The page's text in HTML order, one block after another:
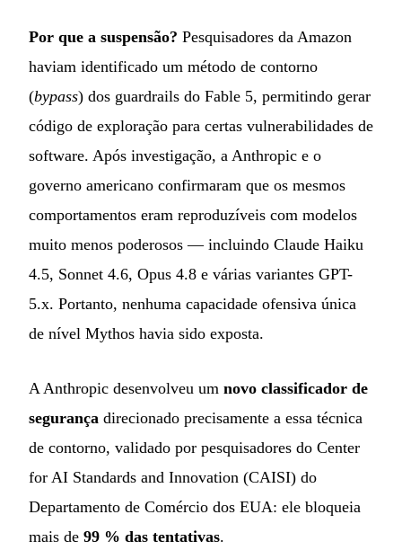
Por que a suspensão? Pesquisadores da Amazon
haviam identificado um método de contorno
(bypass) dos guardrails do Fable 5, permitindo gerar
código de exploração para certas vulnerabilidades de
software. Após investigação, a Anthropic e o
governo americano confirmaram que os mesmos
comportamentos eram reproduzíveis com modelos
muito menos poderosos — incluindo Claude Haiku
4.5, Sonnet 4.6, Opus 4.8 e várias variantes GPT-
5.x. Portanto, nenhuma capacidade ofensiva única
de nível Mythos havia sido exposta.
A Anthropic desenvolveu um novo classificador de
segurança direcionado precisamente a essa técnica
de contorno, validado por pesquisadores do Center
for AI Standards and Innovation (CAISI) do
Departamento de Comércio dos EUA: ele bloqueia
mais de 99 % das tentativas.